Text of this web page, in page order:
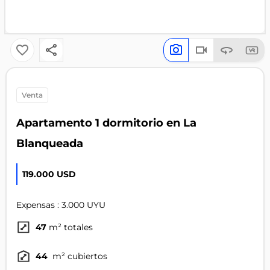
venta
Apartamento 1 dormitorio en La
Blanqueada
119.000 USD
Expensas : 3.000 UYU
47 m² totales
44 m² cubiertos